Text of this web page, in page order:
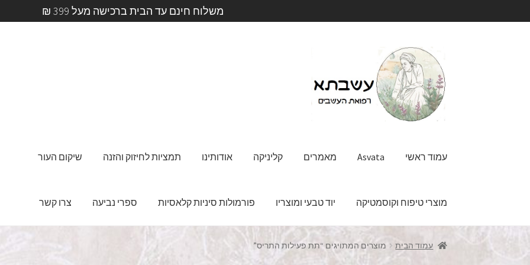
משלוח חינם עד הבית ברכישה מעל 399 ₪
לניווט
לדלג
לתוכן
עמוד ראשי Asvata מאמרים קליניקה אודותינו תמציות לחיזוק והזנה שיקום העור
מוצרי טיפוח וקוסמטיקה יוד טבעי ומוצריו פורמולות סיניות קלאסיות ספרי נביעה צרו קשר
עמוד הבית מוצרים המתויגים “תת פעילות התריס”